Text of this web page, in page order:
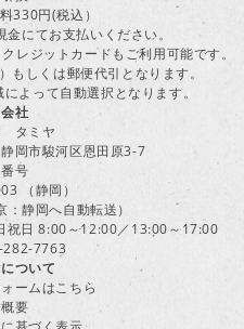
330円(税込）
にてお支払いください。
レジットカードもご利用可能です。
もしくは郵便代引となります。
よって自動選択となります。
社
タミヤ
岡市駿河区恩田原3-7
号
（静岡）
静岡へ自動転送）
日 8:00～12:00／13:00～17:00
282-7763
ついて
ームはこちら
要